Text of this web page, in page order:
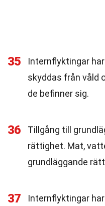
35
Internflyktingar
skyddas från våld
de befinner sig.
36
Tillgång till
rättighet. Mat,
grundläggande
37
Internflyktingar